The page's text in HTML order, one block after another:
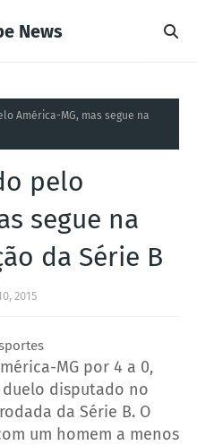
News
América-MG, mas segue na
pelo
segue na
da Série B
2015
MG por 4 a 0,
duelo disputado no
da Série B. O
um homem a menos